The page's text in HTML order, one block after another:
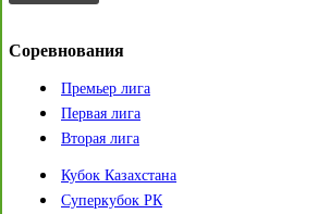
Соревнования
Премьер лига
Первая лига
Вторая лига
Кубок Казахстана
Суперкубок РК